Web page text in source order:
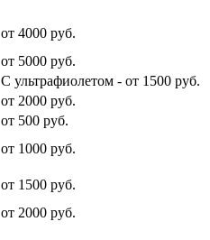
от 4000 руб.
от 5000 руб.
С ультрафиолетом - от 1500 руб.
от 2000 руб.
от 500 руб.
от 1000 руб.
от 1500 руб.
от 2000 руб.